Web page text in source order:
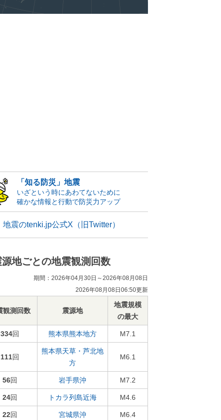
「知る防災」地震
いざという時にあわてないために
確かな情報と行動で防災力アップ
地震のtenki.jp公式X（旧Twitter）
源地ごとの地震観測回数
期間：2026年04月30日～2026年08月08日
2026年08月08日06:50更新
観測回数 震源地
地震規模
の最大
334回 熊本県熊本地方 M7.1
111回
熊本県天草・芦北地
方
M6.1
56回 岩手県沖 M7.2
24回 トカラ列島近海 M4.6
22回 宮城県沖 M6.4